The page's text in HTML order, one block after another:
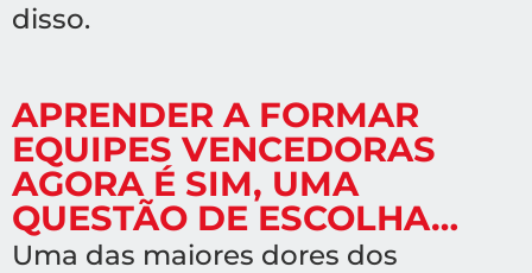
disso.
APRENDER A FORMAR
EQUIPES VENCEDORAS
AGORA É SIM, UMA
QUESTÃO DE ESCOLHA…
Uma das maiores dores dos